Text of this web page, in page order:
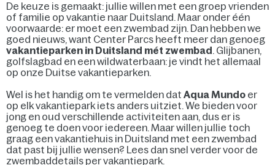
De keuze is gemaakt: jullie willen met een groep vrienden
of familie op vakantie naar Duitsland. Maar onder één
voorwaarde: er moet een zwembad zijn. Dan hebben we
goed nieuws, want Center Parcs heeft meer dan genoeg
vakantieparken in Duitsland mét zwembad. Glijbanen,
golfslagbad en een wildwaterbaan: je vindt het allemaal
op onze Duitse vakantieparken.
Wel is het handig om te vermelden dat Aqua Mundo er
op elk vakantiepark iets anders uitziet. We bieden voor
jong en oud verschillende activiteiten aan, dus er is
genoeg te doen voor iedereen. Maar willen jullie toch
graag een vakantiehuis in Duitsland met een zwembad
dat past bij jullie wensen? Lees dan snel verder voor de
zwembaddetails per vakantiepark.